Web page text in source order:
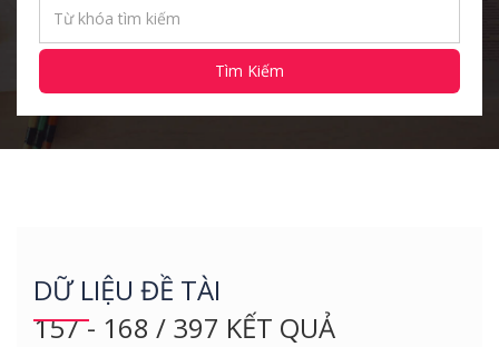
Tìm Kiếm
DỮ LIỆU ĐỀ TÀI
157 - 168 / 397 KẾT QUẢ